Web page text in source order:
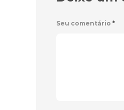
Seu comentário *